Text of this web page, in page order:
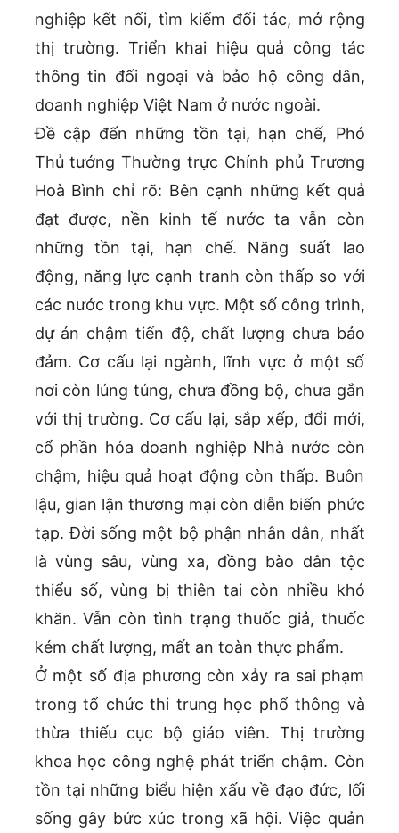
nghiệp kết nối, tìm kiếm đối tác, mở rộng
thị trường. Triển khai hiệu quả công tác
thông tin đối ngoại và bảo hộ công dân,
doanh nghiệp Việt Nam ở nước ngoài.
Đề cập đến những tồn tại, hạn chế, Phó
Thủ tướng Thường trực Chính phủ Trương
Hoà Bình chỉ rõ: Bên cạnh những kết quả
đạt được, nền kinh tế nước ta vẫn còn
những tồn tại, hạn chế. Năng suất lao
động, năng lực cạnh tranh còn thấp so với
các nước trong khu vực. Một số công trình,
dự án chậm tiến độ, chất lượng chưa bảo
đảm. Cơ cấu lại ngành, lĩnh vực ở một số
nơi còn lúng túng, chưa đồng bộ, chưa gắn
với thị trường. Cơ cấu lại, sắp xếp, đổi mới,
cổ phần hóa doanh nghiệp Nhà nước còn
chậm, hiệu quả hoạt động còn thấp. Buôn
lậu, gian lận thương mại còn diễn biến phức
tạp. Đời sống một bộ phận nhân dân, nhất
là vùng sâu, vùng xa, đồng bào dân tộc
thiểu số, vùng bị thiên tai còn nhiều khó
khăn. Vẫn còn tình trạng thuốc giả, thuốc
kém chất lượng, mất an toàn thực phẩm.
Ở một số địa phương còn xảy ra sai phạm
trong tổ chức thi trung học phổ thông và
thừa thiếu cục bộ giáo viên. Thị trường
khoa học công nghệ phát triển chậm. Còn
tồn tại những biểu hiện xấu về đạo đức, lối
sống gây bức xúc trong xã hội. Việc quản